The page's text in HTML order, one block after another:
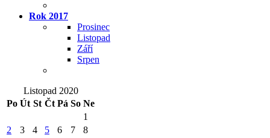
Rok 2017
Prosinec
Listopad
Září
Srpen
Listopad 2020
Po Út St Čt Pá So Ne
1
2
3 4 5 6 7
8